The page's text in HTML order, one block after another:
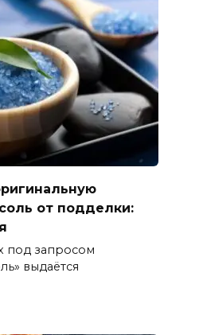
от подделки:
под запросом
выдаётся